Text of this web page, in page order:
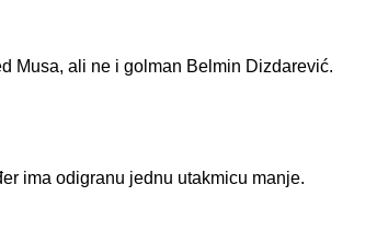
Musa, ali ne i golman Belmin Dizdarević.
ima odigranu jednu utakmicu manje.